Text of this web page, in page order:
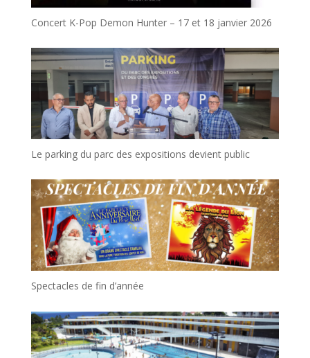
Concert K-Pop Demon Hunter – 17 et 18 janvier 2026
Le parking du parc des expositions devient public
Spectacles de fin d’année